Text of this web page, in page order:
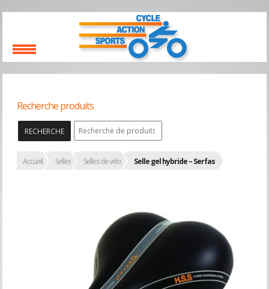
Recherche produits
RECHERCHE
Accueil Selles Selles de vélo Selle gel hybride – Serfas